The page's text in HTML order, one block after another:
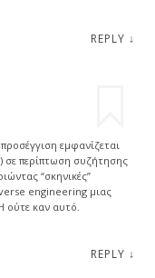
REPLY ↓
εμφανίζεται
σε περίπτωση συζήτησης
“σκηνικές”
engineering μιας
ούτε καν αυτό.
REPLY ↓